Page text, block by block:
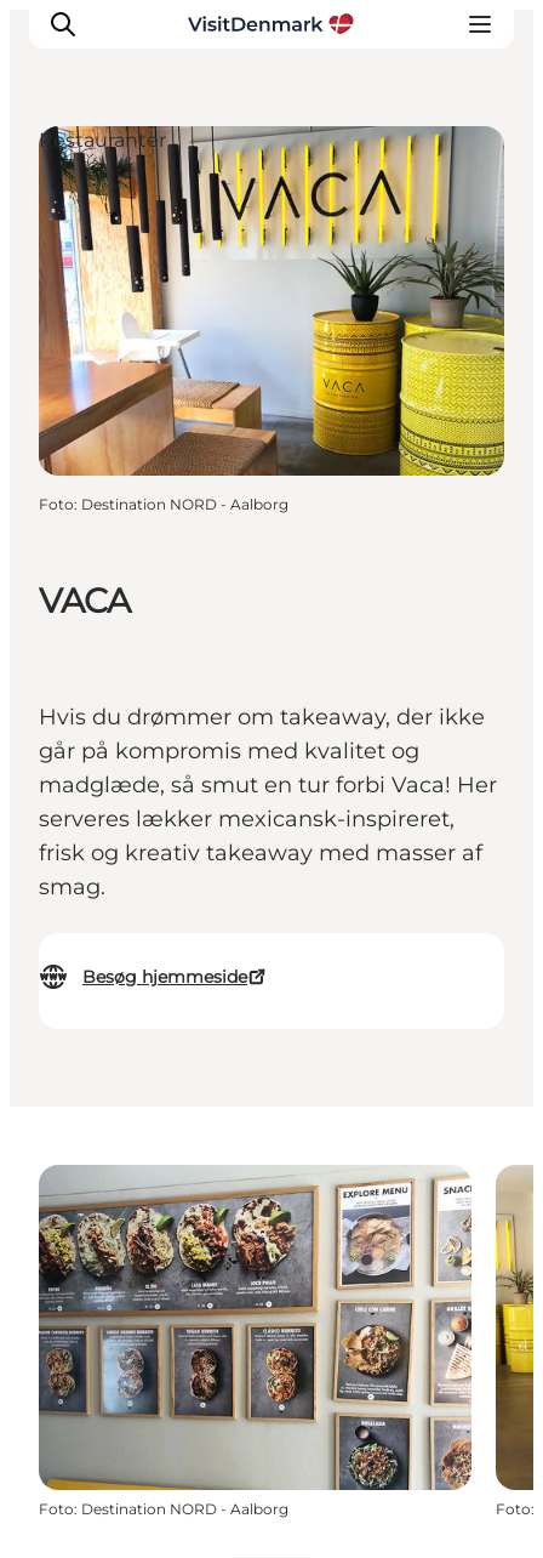
Inspiration
Destinationer
Oplevelser
Overnatning
Planlæg ferien
VACA
Hvis du drømmer om takeaway, der ikke
går på kompromis med kvalitet og
madglæde, så smut en tur forbi Vaca! Her
serveres lækker mexicansk-inspireret,
frisk og kreativ takeaway med masser af
smag.
Besøg hjemmeside
Restauranter
Foto: Destination NORD - Aalborg
Foto: Destination NORD - Aalborg Foto: